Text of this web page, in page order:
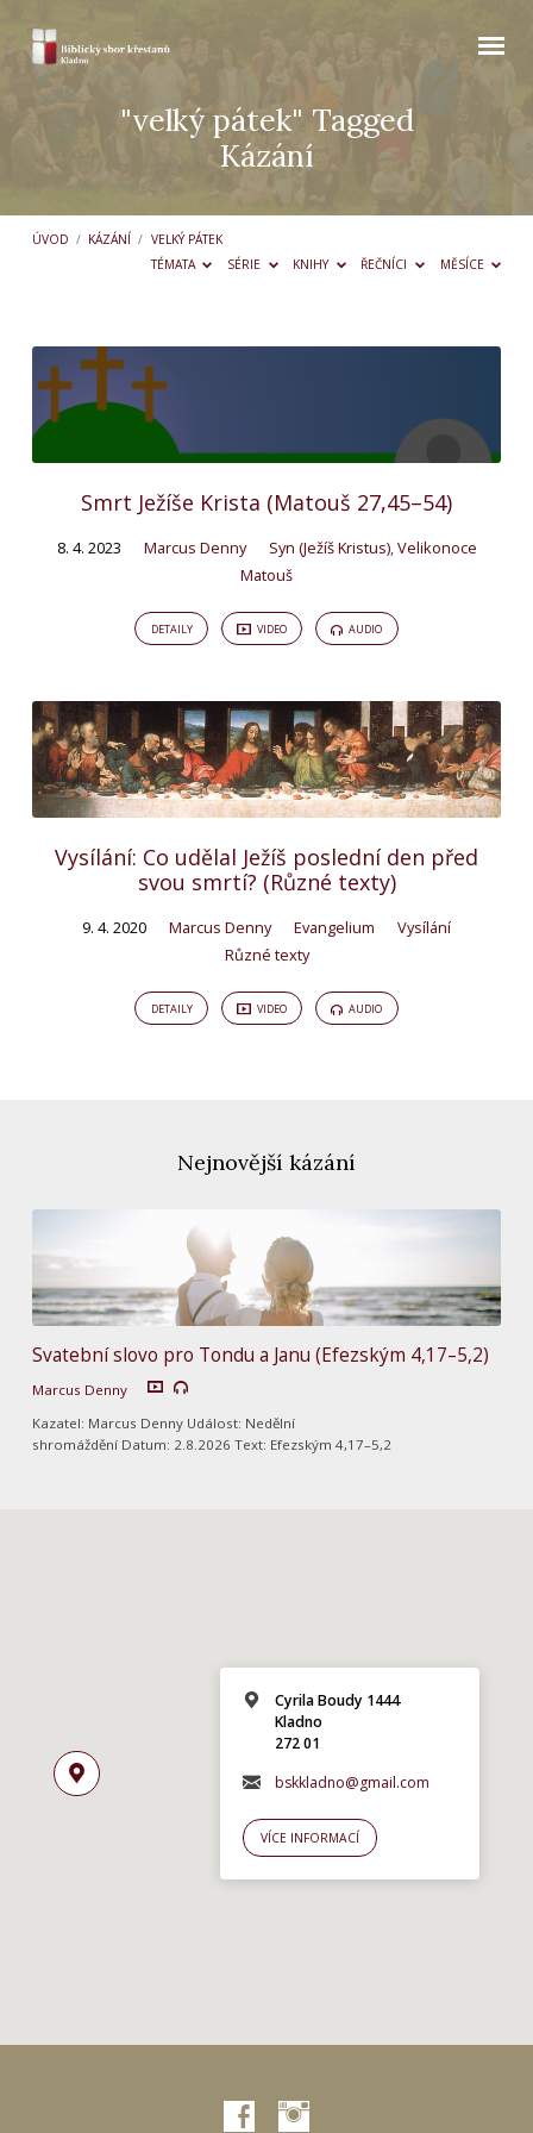
"velký pátek" Tagged
Kázání
ÚVOD / KÁZÁNÍ / VELKÝ PÁTEK
TÉMATA
SÉRIE KNIHY ŘEČNÍCI MĚSÍCE
"velký
pátek"
Tagged
Kázání
Smrt Ježíše Krista (Matouš 27,45–54)
8. 4. 2023 Marcus Denny Syn (Ježíš Kristus), Velikonoce
Matouš
DETAILY VIDEO AUDIO
Vysílání: Co udělal Ježíš poslední den před
svou smrtí? (Různé texty)
9. 4. 2020 Marcus Denny Evangelium
Vysílání
Různé texty
DETAILY VIDEO AUDIO
Nejnovější kázání
Svatební slovo pro Tondu a Janu (Efezským 4,17–5,2)
Marcus Denny
Kazatel: Marcus Denny Událost: Nedělní
shromáždění Datum: 2.8.2026 Text: Efezským 4,17–5,2
Cyrila Boudy 1444
Kladno
272 01
bskkladno@gmail.com
VÍCE INFORMACÍ